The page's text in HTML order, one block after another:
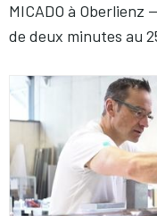
MICADO à
de deux minutes au